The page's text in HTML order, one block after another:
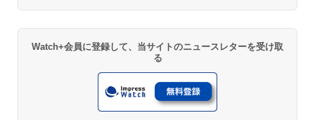
Watch+会員に登録して、当サイトのニュースレターを受け取
る